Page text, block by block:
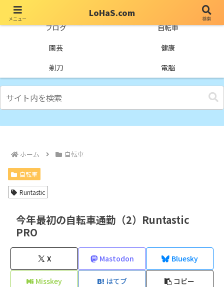
ブログ
自転車
園芸
健康
剃刀
電脳
ホーム 自転車
自転車
Runtastic
今年最初の自転車通勤（2）Runtastic
PRO
X Mastodon Bluesky
Misskey はてブ コピー
メニュー
LoHaS.com
検索